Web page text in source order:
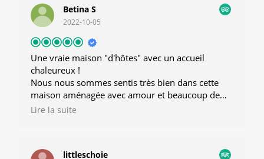
recommande cet endroit les yeux fermés et pour
un un rapport qualité prix intéressant
Betina S
2022-10-05
Une vraie maison "d'hôtes" avec un accueil
chaleureux !
Nous nous sommes sentis très bien dans cette
maison aménagée avec amour et beaucoup de
goût. Une chambre aménagée de façon pratique,
du Manoir. Il y a l'agréable possibilité de
Lire la suite
littleschoie